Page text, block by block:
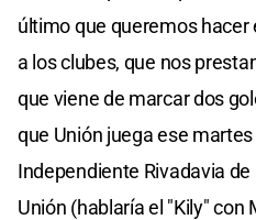
último que queremos
a los clubes, que nos
que viene de marcar dos
que Unión juega ese
Independiente Rivadavia
Unión (hablaría el "Kily" con